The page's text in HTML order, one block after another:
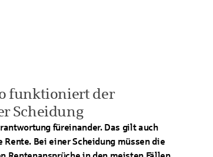
funktioniert der
Scheidung
füreinander. Das gilt auch
Bei einer Scheidung müssen die